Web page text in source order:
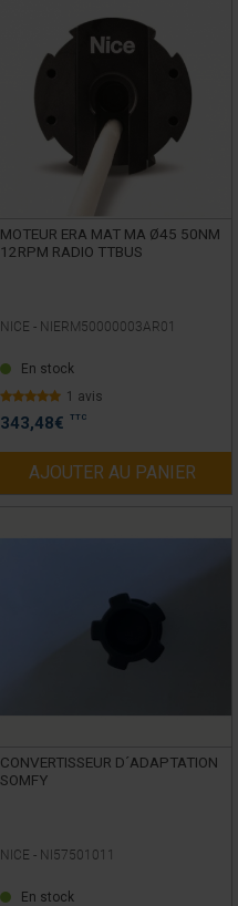
MOTEUR ERA MAT MA Ø45 50NM
12RPM RADIO TTBUS
NICE - NIERM50000003AR01
En stock
1 avis
343,48€ TTC
AJOUTER AU PANIER
CONVERTISSEUR D´ADAPTATION
SOMFY
NICE - NI57501011
En stock